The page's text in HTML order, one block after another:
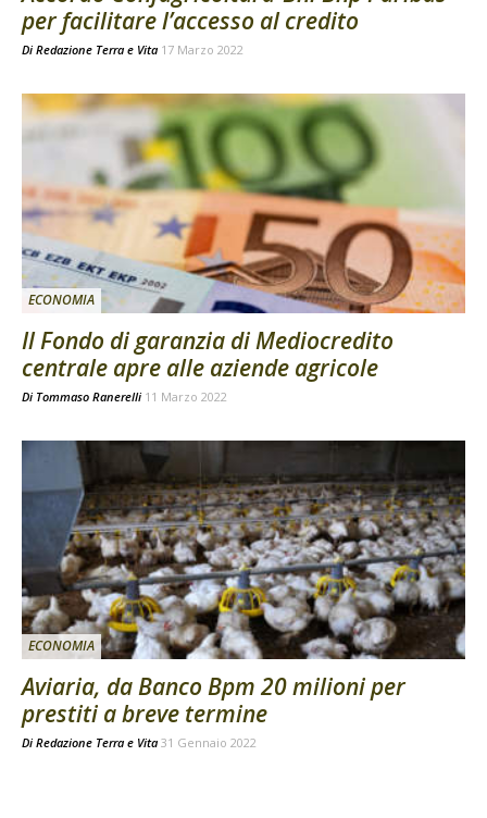
per facilitare l’accesso al credito
Di Redazione Terra e Vita 17 Marzo 2022
ECONOMIA
Il Fondo di garanzia di Mediocredito
centrale apre alle aziende agricole
Di Tommaso Ranerelli 11 Marzo 2022
ECONOMIA
Aviaria, da Banco Bpm 20 milioni per
prestiti a breve termine
Di Redazione Terra e Vita 31 Gennaio 2022